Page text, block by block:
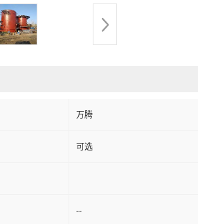
万腾
可选
--